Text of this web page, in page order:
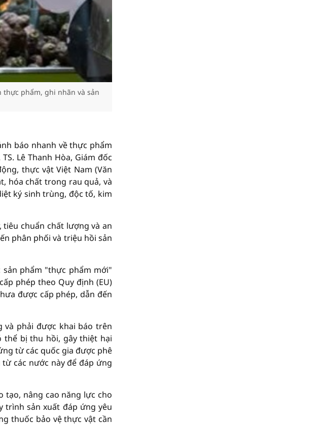
thực phẩm, ghi nhãn và sản
báo nhanh về thực phẩm
Lê Thanh Hòa, Giám đốc
thực vật Việt Nam (Văn
hóa chất trong rau quả, và
ký sinh trùng, độc tố, kim
tiêu chuẩn chất lượng và an
phân phối và triệu hồi sản
sản phẩm "thực phẩm mới"
phép theo Quy định (EU)
được cấp phép, dẫn đến
phải được khai báo trên
thể bị thu hồi, gây thiệt hại
từ các quốc gia được phê
các nước này để đáp ứng
tạo, nâng cao năng lực cho
trình sản xuất đáp ứng yêu
thuốc bảo vệ thực vật cần